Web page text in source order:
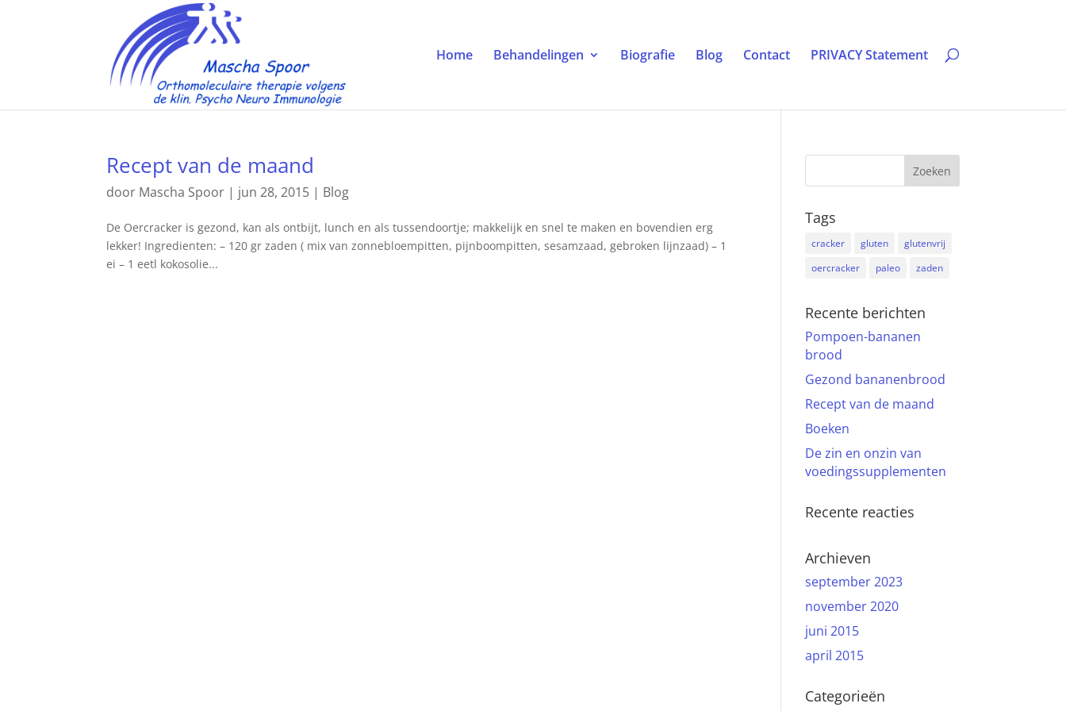
Home Behandelingen Biografie Blog Contact PRIVACY Statement
Recept van de maand
door Mascha Spoor | jun 28, 2015 | Blog
De Oercracker is gezond, kan als ontbijt, lunch en als tussendoortje; makkelijk en snel te maken en bovendien erg
lekker! Ingredienten: – 120 gr zaden ( mix van zonnebloempitten, pijnboompitten, sesamzaad, gebroken lijnzaad) – 1
ei – 1 eetl kokosolie...
Tags
cracker gluten
glutenvrij
oercracker
paleo zaden
Recente berichten
Pompoen-bananen
brood
Gezond bananenbrood
Recept van de maand
Boeken
De zin en onzin van
voedingssupplementen
Recente reacties
Archieven
september 2023
november 2020
juni 2015
april 2015
Categorieën